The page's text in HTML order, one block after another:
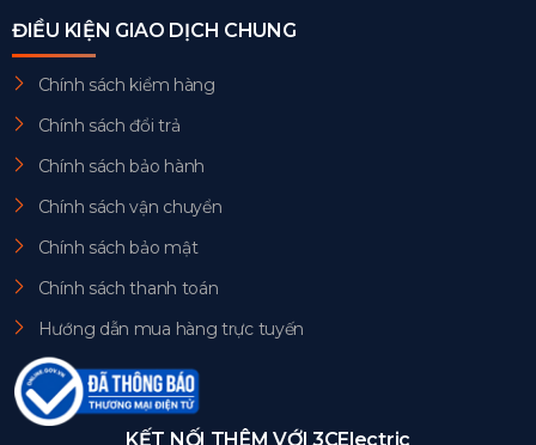
ĐIỀU KIỆN GIAO DỊCH CHUNG
Chính sách kiểm hàng
Chính sách đổi trả
Chính sách bảo hành
Chính sách vận chuyển
Chính sách bảo mật
Chính sách thanh toán
Hướng dẫn mua hàng trực tuyến
KẾT NỐI THÊM VỚI 3CElectric